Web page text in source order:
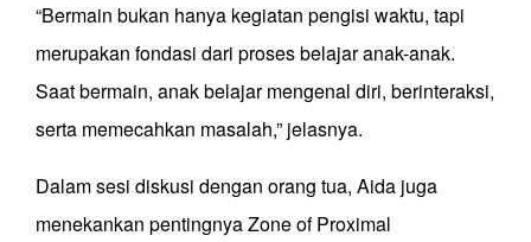
“Bermain bukan hanya kegiatan pengisi waktu, tapi
merupakan fondasi dari proses belajar anak-anak.
Saat bermain, anak belajar mengenal diri, berinteraksi,
serta memecahkan masalah,” jelasnya.
Dalam sesi diskusi dengan orang tua, Aida juga
menekankan pentingnya Zone of Proximal